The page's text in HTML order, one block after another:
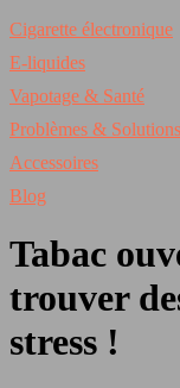
Cigarette électronique
E-liquides
Vapotage & Santé
Problèmes & Solutions
Accessoires
Blog
Tabac
trouver
stress !